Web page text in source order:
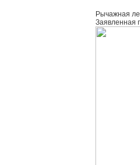
Рычажная
Заявленная